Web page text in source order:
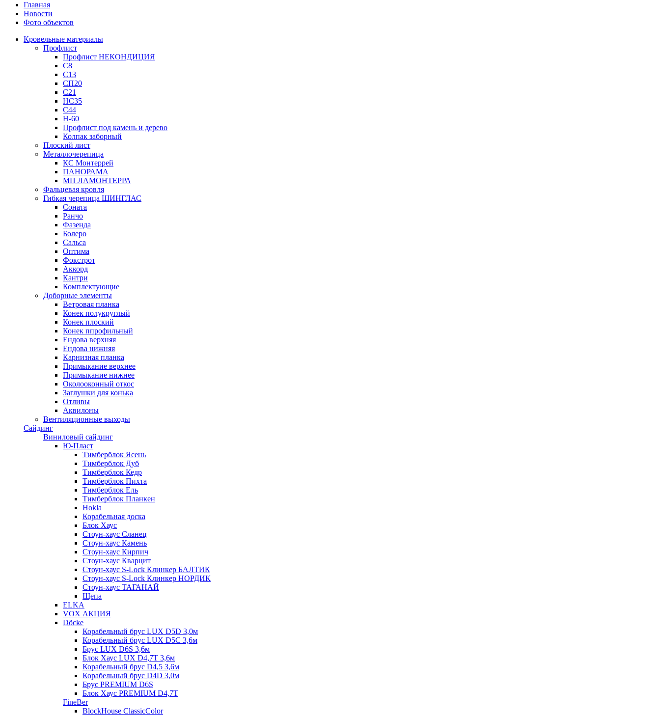
Главная
Новости
Фото объектов
Кровельные материалы
Профлист
Профлист НЕКОНДИЦИЯ
С8
С13
СП20
С21
НС35
С44
Н-60
Профлист под камень и дерево
Колпак заборный
Плоский лист
Металлочерепица
КС Монтеррей
ПАНОРАМА
МП ЛАМОНТЕРРА
Фальцевая кровля
Гибкая черепица ШИНГЛАС
Соната
Ранчо
Фазенда
Болеро
Сальса
Оптима
Фокстрот
Аккорд
Кантри
Комплектующие
Доборные элементы
Ветровая планка
Конек полукруглый
Конек плоский
Конек ппрофильный
Ендова верхняя
Ендова нижняя
Карнизная планка
Примыкание верхнее
Примыкание нижнее
Околооконный откос
Заглушки для конька
Отливы
Аквилоны
Вентиляционные выходы
Сайдинг
Виниловый сайдинг
Ю-Пласт
Тимберблок Ясень
Тимберблок Дуб
Тимберблок Кедр
Тимберблок Пихта
Тимберблок Ель
Тимберблок Планкен
Hokla
Корабельная доска
Блок Хаус
Стоун-хаус Сланец
Стоун-хаус Камень
Стоун-хаус Кирпич
Стоун-хаус Кварцит
Стоун-хаус S-Lock Клинкер БАЛТИК
Стоун-хаус S-Lock Клинкер НОРДИК
Стоун-хаус ТАГАНАЙ
Щепа
ELKA
VOX АКЦИЯ
Döcke
Корабельный брус LUX D5D 3,0м
Корабельный брус LUX D5C 3,6м
Брус LUX D6S 3,6м
Блок Хаус LUX D4,7T 3,6м
Корабельный брус D4,5 3,6м
Корабельный брус D4D 3,0м
Брус PREMIUM D6S
Блок Хаус PREMIUM D4,7T
FineBer
BlockHouse ClassicColor